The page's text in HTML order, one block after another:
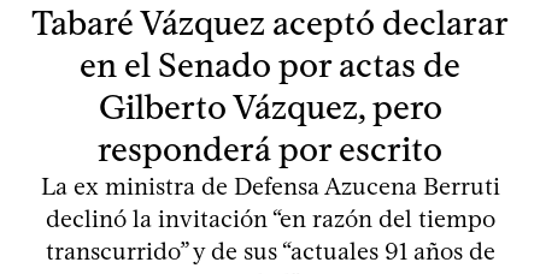
Tabaré Vázquez aceptó declarar
en el Senado por actas de
Gilberto Vázquez, pero
responderá por escrito
La ex ministra de Defensa Azucena Berruti
declinó la invitación “en razón del tiempo
transcurrido” y de sus “actuales 91 años de